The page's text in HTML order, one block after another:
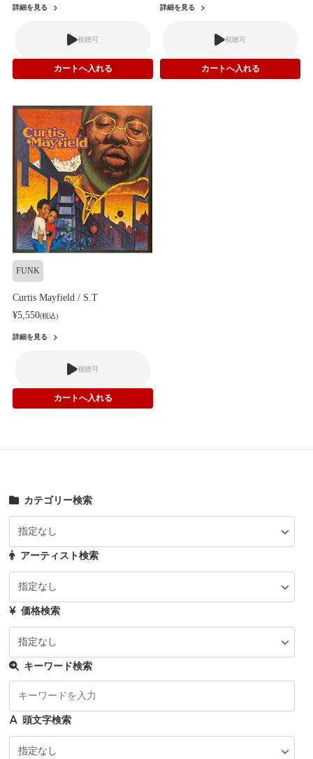
詳細を見る
視聴可
詳細を見る
視聴可
FUNK
Curtis Mayfield / S.T
¥5,550(税込)
詳細を見る
視聴可
カテゴリー検索
アーティスト検索
価格検索
キーワード検索
頭文字検索